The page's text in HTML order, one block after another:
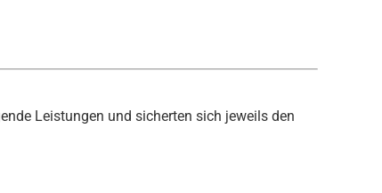
Leistungen und sicherten sich jeweils den